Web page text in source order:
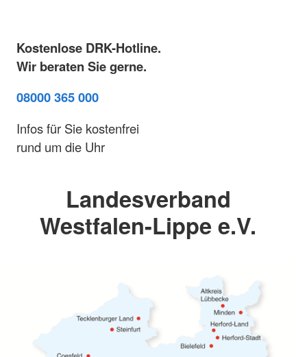
Kostenlose DRK-Hotline.
Wir beraten Sie gerne.
08000 365 000
Infos für Sie kostenfrei
rund um die Uhr
Landesverband
Westfalen-Lippe e.V.